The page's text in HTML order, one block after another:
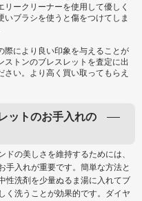
ークリーナーを使用して優しく
ブラシを使うと傷をつけてしま
際により良い印象を与えることが
トンのブレスレットを査定に出
い。より高く買い取ってもらえ
ットのお手入れの
ドの美しさを維持するためには、
手入れが重要です。簡単な方法と
性洗剤を少量ぬるま湯に入れてブ
く洗うことが効果的です。ダイヤ